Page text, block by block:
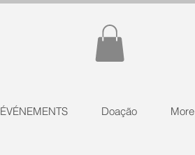
ÉVÉNEMENTS Doação More